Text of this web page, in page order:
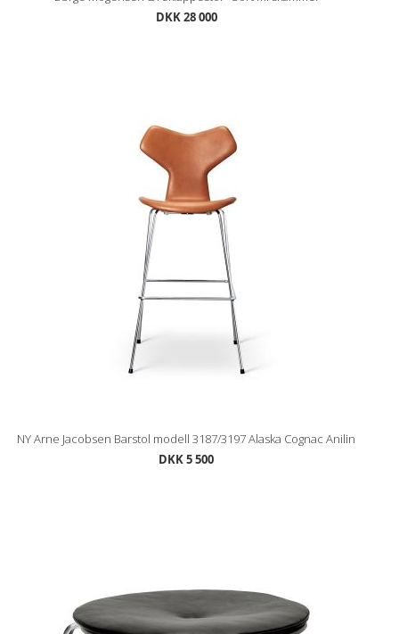
DKK 28 000
NY Arne Jacobsen Barstol modell 3187/3197 Alaska Cognac Anilin
DKK 5 500